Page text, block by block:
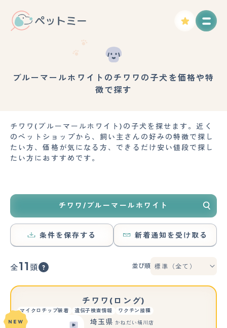
ブルーマールホワイトのチワワの子犬を価格や特
徴で探す
チワワ(ブルーマールホワイト)の子犬を探せます。近く
のペットショップから、飼い主さんの好みの特徴で探し
たい方、価格が気になる方、できるだけ安い値段で探し
たい方におすすめです。
チワワ/ブルーマールホワイト
条件を保存する 新着通知を受け取る
全11 頭 並び順
チワワ(ロング)
マイクロチップ装着 遺伝子検査情報
ワクチン接種
NEW
埼玉県 かねだい桶川店